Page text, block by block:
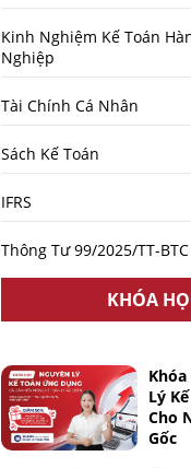
Kinh Nghiệm Kế Toán
Nghiệp
Tài Chính Cá Nhân
Sách Kế Toán
IFRS
Thông Tư 99/2025/TT-BTC
KHÓA
Lý
Cho
Gốc